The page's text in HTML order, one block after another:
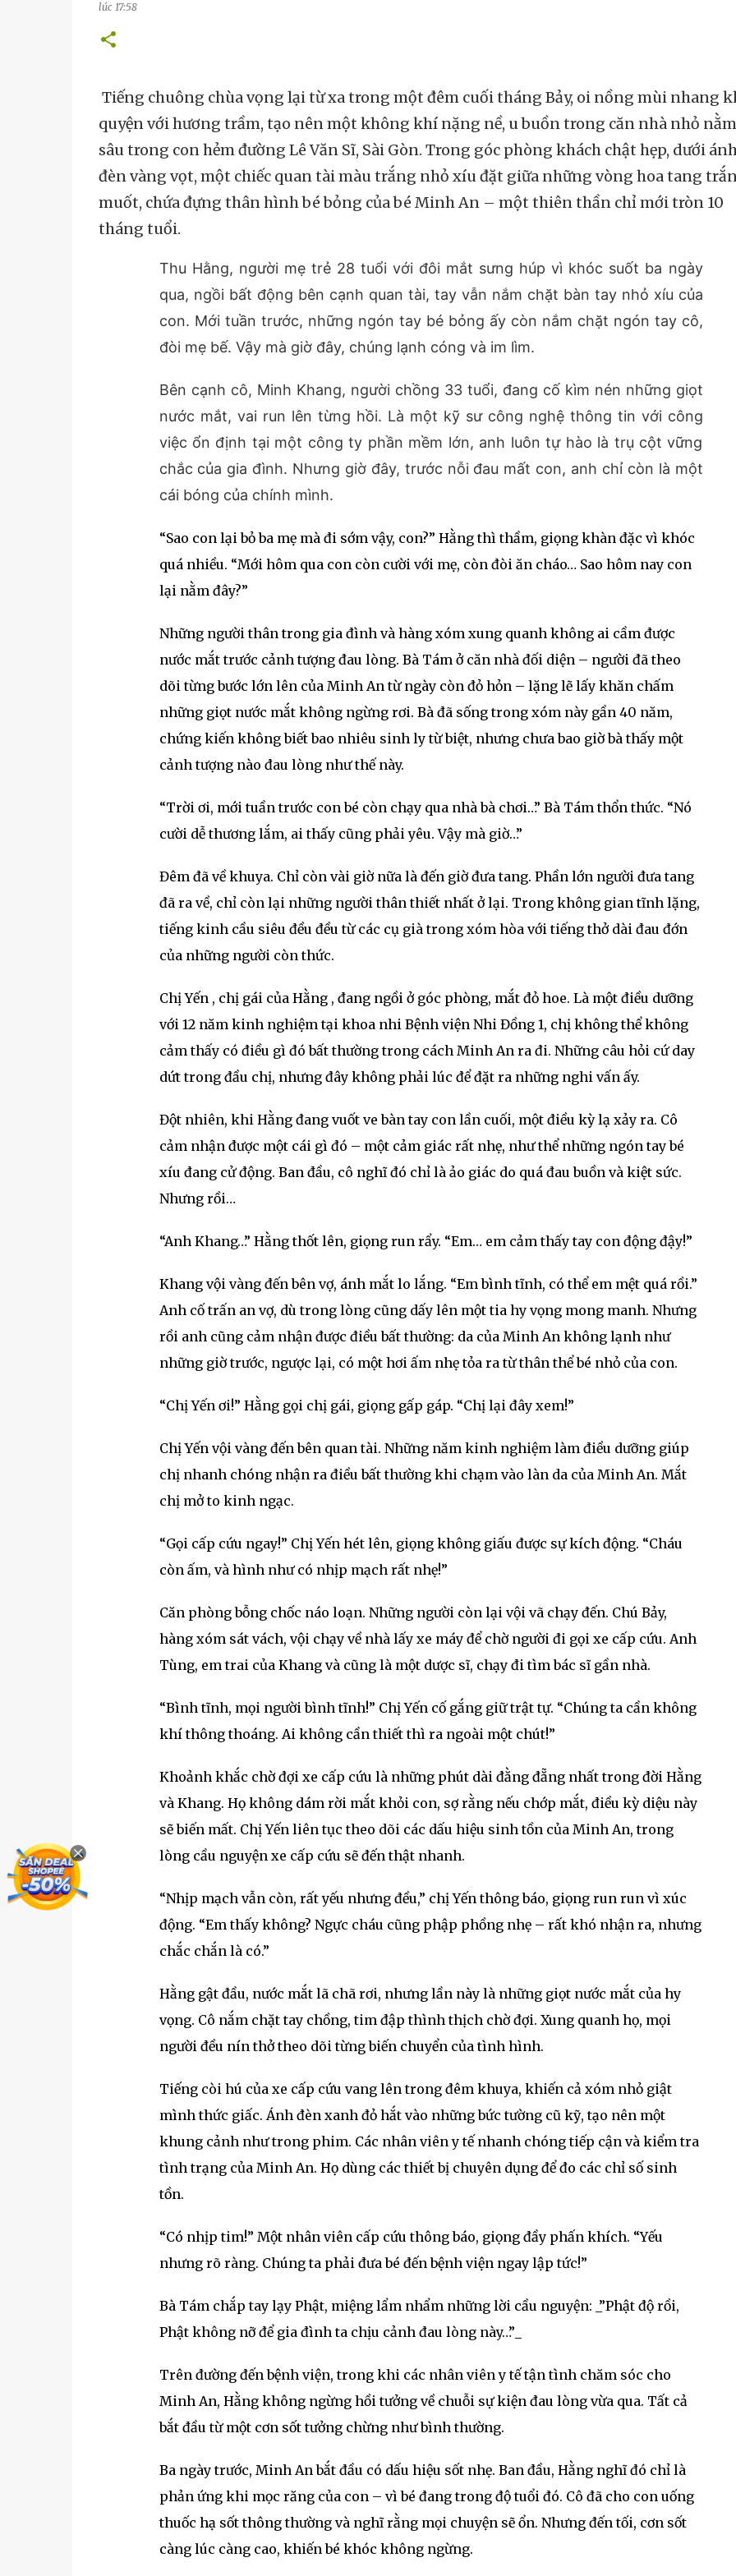
lúc 17:58
Tiếng chuông chùa vọng lại từ xa trong một đêm cuối tháng Bảy, oi nồng mùi nhang
quyện với hương trầm, tạo nên một không khí nặng nề, u buồn trong căn nhà nhỏ nằm
sâu trong con hẻm đường Lê Văn Sĩ, Sài Gòn. Trong góc phòng khách chật hẹp, dưới
đèn vàng vọt, một chiếc quan tài màu trắng nhỏ xíu đặt giữa những vòng hoa tang
muốt, chứa đựng thân hình bé bỏng của bé Minh An – một thiên thần chỉ mới tròn 10
tháng tuổi.
Thu Hằng, người mẹ trẻ 28 tuổi với đôi mắt sưng húp vì khóc suốt ba ngày
qua, ngồi bất động bên cạnh quan tài, tay vẫn nắm chặt bàn tay nhỏ xíu của
con. Mới tuần trước, những ngón tay bé bỏng ấy còn nắm chặt ngón tay cô,
đòi mẹ bế. Vậy mà giờ đây, chúng lạnh cóng và im lìm.
Bên cạnh cô, Minh Khang, người chồng 33 tuổi, đang cố kìm nén những giọt
nước mắt, vai run lên từng hồi. Là một kỹ sư công nghệ thông tin với công
việc ổn định tại một công ty phần mềm lớn, anh luôn tự hào là trụ cột vững
chắc của gia đình. Nhưng giờ đây, trước nỗi đau mất con, anh chỉ còn là một
cái bóng của chính mình.
“Sao con lại bỏ ba mẹ mà đi sớm vậy, con?” Hằng thì thầm, giọng khàn đặc vì khóc
quá nhiều. “Mới hôm qua con còn cười với mẹ, còn đòi ăn cháo… Sao hôm nay con
lại nằm đây?”
Những người thân trong gia đình và hàng xóm xung quanh không ai cầm được
nước mắt trước cảnh tượng đau lòng. Bà Tám ở căn nhà đối diện – người đã theo
dõi từng bước lớn lên của Minh An từ ngày còn đỏ hỏn – lặng lẽ lấy khăn chấm
những giọt nước mắt không ngừng rơi. Bà đã sống trong xóm này gần 40 năm,
chứng kiến không biết bao nhiêu sinh ly từ biệt, nhưng chưa bao giờ bà thấy một
cảnh tượng nào đau lòng như thế này.
“Trời ơi, mới tuần trước con bé còn chạy qua nhà bà chơi…” Bà Tám thổn thức. “Nó
cười dễ thương lắm, ai thấy cũng phải yêu. Vậy mà giờ…”
Đêm đã về khuya. Chỉ còn vài giờ nữa là đến giờ đưa tang. Phần lớn người đưa tang
đã ra về, chỉ còn lại những người thân thiết nhất ở lại. Trong không gian tĩnh lặng,
tiếng kinh cầu siêu đều đều từ các cụ già trong xóm hòa với tiếng thở dài đau đớn
của những người còn thức.
Chị Yến , chị gái của Hằng , đang ngồi ở góc phòng, mắt đỏ hoe. Là một điều dưỡng
với 12 năm kinh nghiệm tại khoa nhi Bệnh viện Nhi Đồng 1, chị không thể không
cảm thấy có điều gì đó bất thường trong cách Minh An ra đi. Những câu hỏi cứ day
dứt trong đầu chị, nhưng đây không phải lúc để đặt ra những nghi vấn ấy.
Đột nhiên, khi Hằng đang vuốt ve bàn tay con lần cuối, một điều kỳ lạ xảy ra. Cô
cảm nhận được một cái gì đó – một cảm giác rất nhẹ, như thể những ngón tay bé
xíu đang cử động. Ban đầu, cô nghĩ đó chỉ là ảo giác do quá đau buồn và kiệt sức.
Nhưng rồi…
“Anh Khang…” Hằng thốt lên, giọng run rẩy. “Em… em cảm thấy tay con động đậy!”
Khang vội vàng đến bên vợ, ánh mắt lo lắng. “Em bình tĩnh, có thể em mệt quá rồi.”
Anh cố trấn an vợ, dù trong lòng cũng dấy lên một tia hy vọng mong manh. Nhưng
rồi anh cũng cảm nhận được điều bất thường: da của Minh An không lạnh như
những giờ trước, ngược lại, có một hơi ấm nhẹ tỏa ra từ thân thể bé nhỏ của con.
“Chị Yến ơi!” Hằng gọi chị gái, giọng gấp gáp. “Chị lại đây xem!”
Chị Yến vội vàng đến bên quan tài. Những năm kinh nghiệm làm điều dưỡng giúp
chị nhanh chóng nhận ra điều bất thường khi chạm vào làn da của Minh An. Mắt
chị mở to kinh ngạc.
“Gọi cấp cứu ngay!” Chị Yến hét lên, giọng không giấu được sự kích động. “Cháu
còn ấm, và hình như có nhịp mạch rất nhẹ!”
Căn phòng bỗng chốc náo loạn. Những người còn lại vội vã chạy đến. Chú Bảy,
hàng xóm sát vách, vội chạy về nhà lấy xe máy để chờ người đi gọi xe cấp cứu. Anh
Tùng, em trai của Khang và cũng là một dược sĩ, chạy đi tìm bác sĩ gần nhà.
“Bình tĩnh, mọi người bình tĩnh!” Chị Yến cố gắng giữ trật tự. “Chúng ta cần không
khí thông thoáng. Ai không cần thiết thì ra ngoài một chút!”
Khoảnh khắc chờ đợi xe cấp cứu là những phút dài đằng đẵng nhất trong đời Hằng
và Khang. Họ không dám rời mắt khỏi con, sợ rằng nếu chớp mắt, điều kỳ diệu này
sẽ biến mất. Chị Yến liên tục theo dõi các dấu hiệu sinh tồn của Minh An, trong
lòng cầu nguyện xe cấp cứu sẽ đến thật nhanh.
“Nhịp mạch vẫn còn, rất yếu nhưng đều,” chị Yến thông báo, giọng run run vì xúc
động. “Em thấy không? Ngực cháu cũng phập phồng nhẹ – rất khó nhận ra, nhưng
chắc chắn là có.”
Hằng gật đầu, nước mắt lã chã rơi, nhưng lần này là những giọt nước mắt của hy
vọng. Cô nắm chặt tay chồng, tim đập thình thịch chờ đợi. Xung quanh họ, mọi
người đều nín thở theo dõi từng biến chuyển của tình hình.
Tiếng còi hú của xe cấp cứu vang lên trong đêm khuya, khiến cả xóm nhỏ giật
mình thức giấc. Ánh đèn xanh đỏ hắt vào những bức tường cũ kỹ, tạo nên một
khung cảnh như trong phim. Các nhân viên y tế nhanh chóng tiếp cận và kiểm tra
tình trạng của Minh An. Họ dùng các thiết bị chuyên dụng để đo các chỉ số sinh
tồn.
“Có nhịp tim!” Một nhân viên cấp cứu thông báo, giọng đầy phấn khích. “Yếu
nhưng rõ ràng. Chúng ta phải đưa bé đến bệnh viện ngay lập tức!”
Bà Tám chắp tay lạy Phật, miệng lẩm nhẩm những lời cầu nguyện: _”Phật độ rồi,
Phật không nỡ để gia đình ta chịu cảnh đau lòng này…”_
Trên đường đến bệnh viện, trong khi các nhân viên y tế tận tình chăm sóc cho
Minh An, Hằng không ngừng hồi tưởng về chuỗi sự kiện đau lòng vừa qua. Tất cả
bắt đầu từ một cơn sốt tưởng chừng như bình thường.
Ba ngày trước, Minh An bắt đầu có dấu hiệu sốt nhẹ. Ban đầu, Hằng nghĩ đó chỉ là
phản ứng khi mọc răng của con – vì bé đang trong độ tuổi đó. Cô đã cho con uống
thuốc hạ sốt thông thường và nghĩ rằng mọi chuyện sẽ ổn. Nhưng đến tối, cơn sốt
càng lúc càng cao, khiến bé khóc không ngừng.